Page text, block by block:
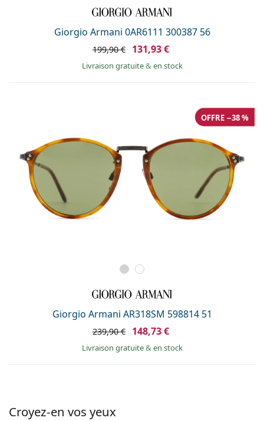
Toutes les marques
Giorgio Armani 0AR6111 300387 56
199,90 € 131,93 €
Livraison gratuite& en stock
Giorgio Armani AR318SM 598814 51
OFFRE −38 %
239,90 € 148,73 €
Livraison gratuite& en stock
Croyez-en vos yeux